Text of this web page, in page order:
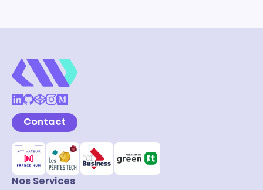
Contact
Nos Services